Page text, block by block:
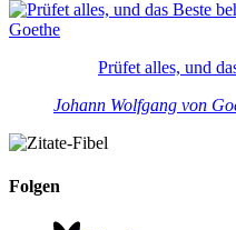
Prüfet alles, und
Johann Wolfgang von
Folgen